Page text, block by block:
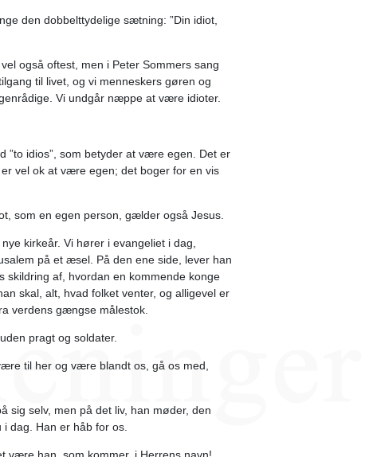
den dobbelttydelige sætning: ”Din idiot,
også oftest, men i Peter Sommers sang
til livet, og vi menneskers gøren og
Vi undgår næppe at være idioter.
”to idios”, som betyder at være egen. Det er
vel ok at være egen; det boger for en vis
som en egen person, gælder også Jesus.
kirkeår. Vi hører i evangeliet i dag,
på et æsel. På den ene side, lever han
skildring af, hvordan en kommende konge
skal, alt, hvad folket venter, og alligevel er
verdens gængse målestok.
pragt og soldater.
til her og være blandt os, gå os med,
sig selv, men på det liv, han møder, den
dag. Han er håb for os.